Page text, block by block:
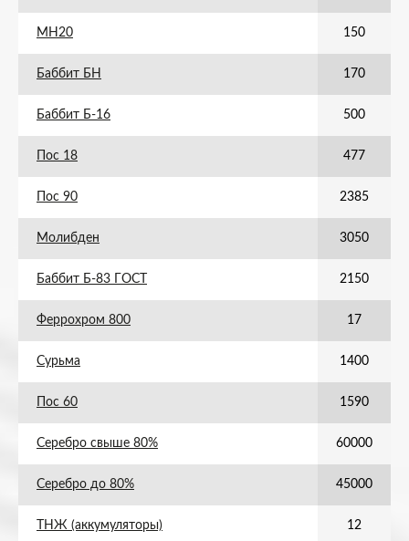
МН20 150
Баббит БН 170
Баббит Б-16 500
Пос 18 477
Пос 90 2385
Молибден 3050
Баббит Б-83 ГОСТ 2150
Феррохром 800 17
Сурьма 1400
Пос 60 1590
Серебро свыше 80% 60000
Серебро до 80% 45000
ТНЖ (аккумуляторы) 12